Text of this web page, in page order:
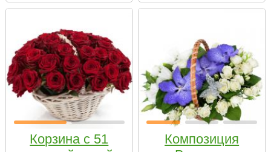
Корзина с 51
Композиция